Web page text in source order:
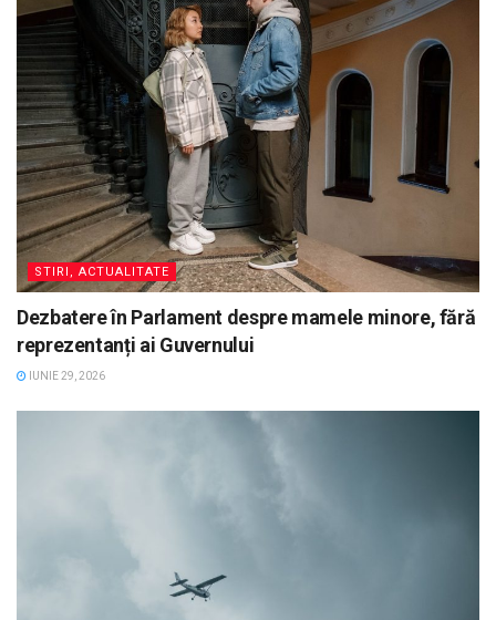
STIRI, ACTUALITATE
Dezbatere în Parlament despre mamele minore, fără
reprezentanți ai Guvernului
IUNIE 29, 2026